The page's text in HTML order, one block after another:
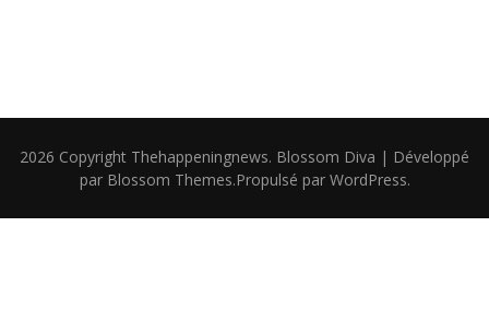
2026 Copyright Thehappeningnews. Blossom Diva | Développé
par Blossom Themes.Propulsé par WordPress.